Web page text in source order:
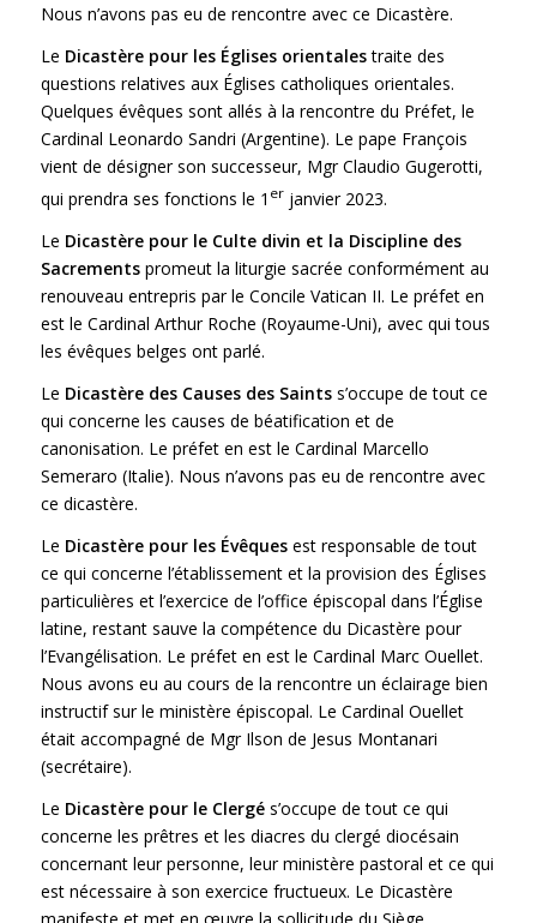
Nous n’avons pas eu de rencontre avec ce Dicastère.
Le Dicastère pour les Églises orientalestraite des
questions relatives aux Églises catholiques orientales.
Quelques évêques sont allés à la rencontre du Préfet, le
Cardinal Leonardo Sandri (Argentine). Le pape François
vient de désigner son successeur, Mgr Claudio Gugerotti,
qui prendra ses fonctions le 1 erjanvier 2023.
Le Dicastère pour le Culte divin et la Discipline des
Sacrementspromeut la liturgie sacrée conformément au
renouveau entrepris par le Concile Vatican II. Le préfet en
est le Cardinal Arthur Roche (Royaume-Uni), avec qui tous
les évêques belges ont parlé.
Le Dicastère des Causes des Saintss’occupe de tout ce
qui concerne les causes de béatification et de
canonisation. Le préfet en est le Cardinal Marcello
Semeraro (Italie). Nous n’avons pas eu de rencontre avec
ce dicastère.
Le Dicastère pour les Évêquesest responsable de tout
ce qui concerne l’établissement et la provision des Églises
particulières et l’exercice de l’office épiscopal dans l’Église
latine, restant sauve la compétence du Dicastère pour
l’Evangélisation. Le préfet en est le Cardinal Marc Ouellet.
Nous avons eu au cours de la rencontre un éclairage bien
instructif sur le ministère épiscopal. Le Cardinal Ouellet
était accompagné de Mgr Ilson de Jesus Montanari
(secrétaire).
Le Dicastère pour le Clergés’occupe de tout ce qui
concerne les prêtres et les diacres du clergé diocésain
concernant leur personne, leur ministère pastoral et ce qui
est nécessaire à son exercice fructueux. Le Dicastère